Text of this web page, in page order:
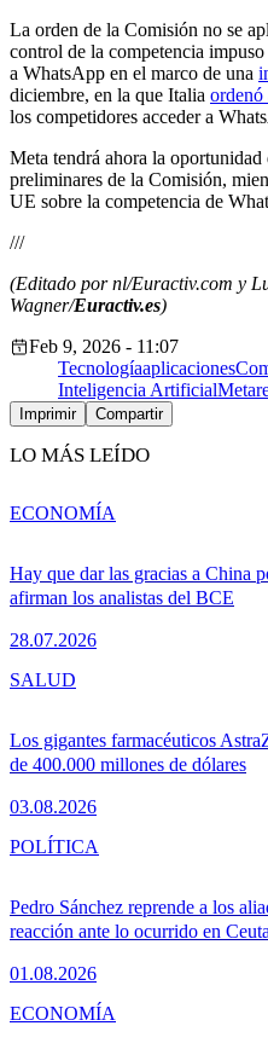
La orden de la Comisión no se
control de la competencia
a WhatsApp en el marco de una
diciembre, en la que Italia ordenó
los competidores acceder a
Meta tendrá ahora la oportunidad
preliminares de la Comisión,
UE sobre la competencia de
///
(Editado por nl/Euractiv.com y
Wagner/Euractiv.es)
Feb 9, 2026 - 11:07
Tecnologíaaplicaciones
Inteligencia ArtificialMeta
Imprimir Compartir
LO MÁS LEÍDO
Hay que dar las gracias a China
afirman los analistas del BCE
28.07.2026
ECONOMÍA
Los gigantes farmacéuticos
de 400.000 millones de dólares
03.08.2026
SALUD
Pedro Sánchez reprende a los
reacción ante lo ocurrido en Ceuta
01.08.2026
POLÍTICA
ECONOMÍA